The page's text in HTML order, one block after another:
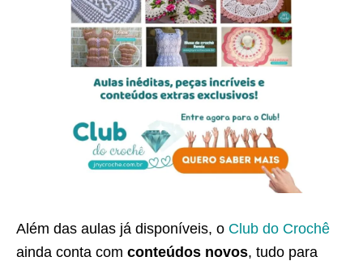
Além das aulas já disponíveis, o Club do Crochê
ainda conta com conteúdos novos, tudo para